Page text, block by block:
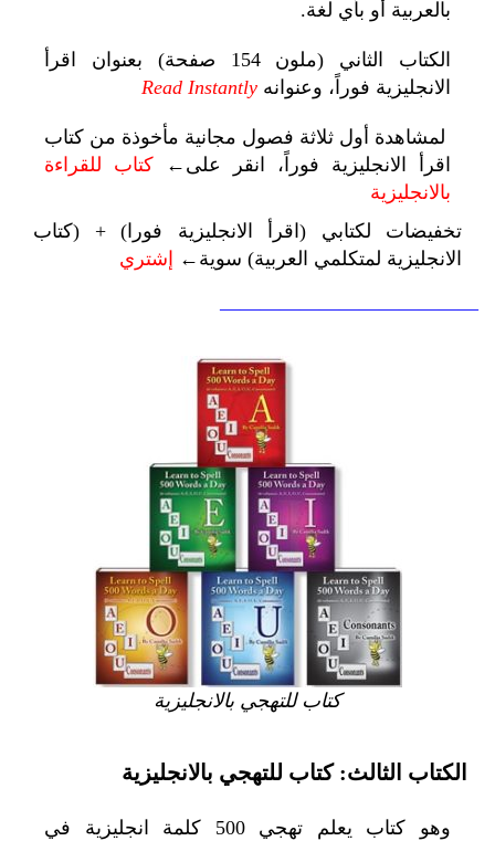
بالعربية أو بأي لغة.
الكتاب الثاني (ملون 154 صفحة) بعنوان اقرأ
الانجليزية فوراً، وعنوانه Read Instantly
لمشاهدة أول ثلاثة فصول مجانية مأخوذة من كتاب
اقرأ الانجليزية فوراً، انقر على← كتاب للقراءة
بالانجليزية
تخفيضات لكتابي (اقرأ الانجليزية فورا) + (كتاب
الانجليزية لمتكلمي العربية) سوية← إشتري
—————————————
كتاب للتهجي بالانجليزية
الكتاب الثالث: كتاب للتهجي بالانجليزية
وهو كتاب يعلم تهجي500 كلمة انجليزية في